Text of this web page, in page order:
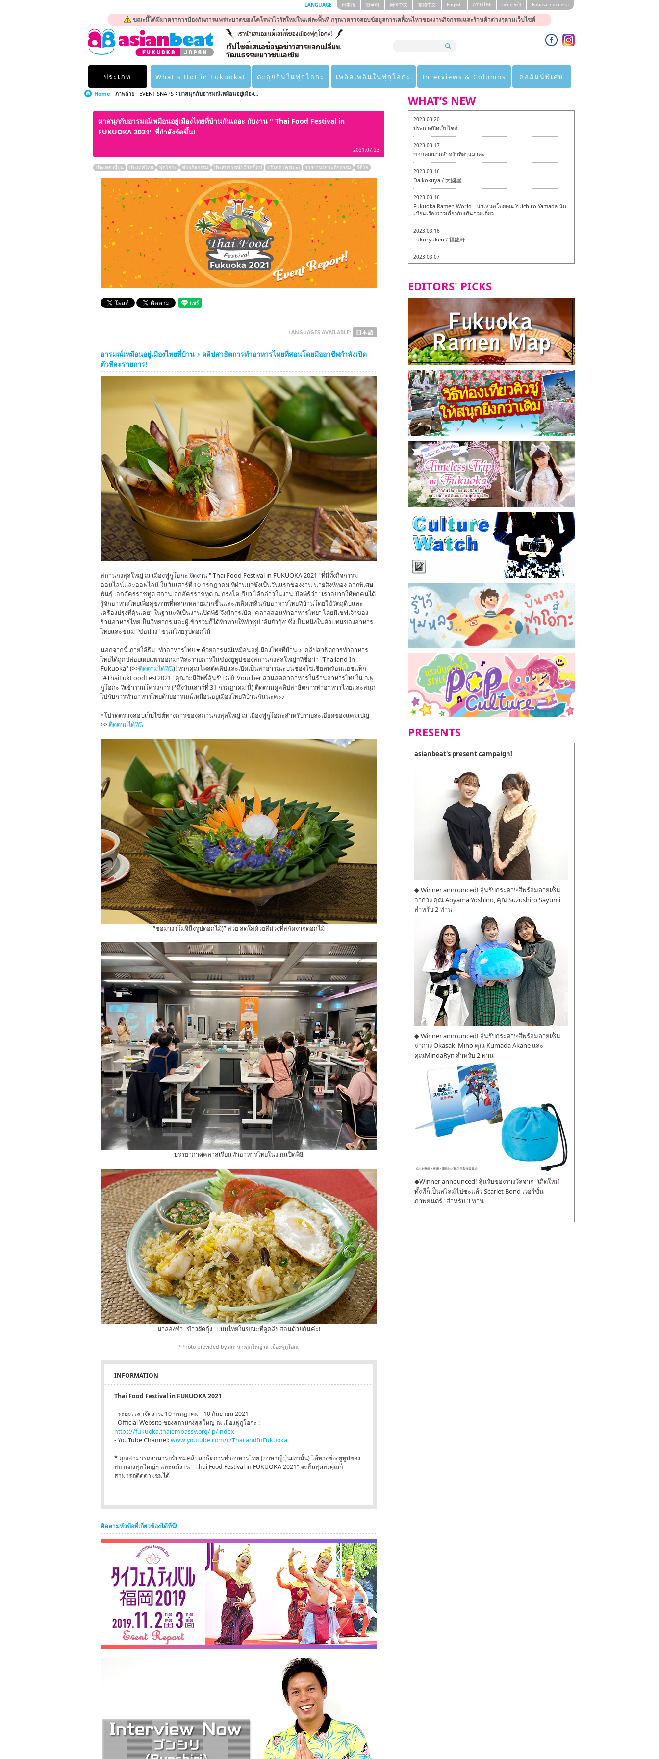
ขณะนี้ได้มีมาตราการป้องกันการแพร่ระบาดของโคโรน่าไวรัสใหม่ในแต่ละพื้นที่ กรุณาตรวจสอบข้อมูลการเคลื่อนไหวของงานกิจกรรมและร้านค้าต่างๆตามเว็บไซต์
LANGUAGE 日本語 한국어 簡体中文 繁體中文 English ภาษาไทย tiéng Viêt Bahasa Indonesia
ประเภท What's Hot in Fukuoka! ตะลุยกินในฟุกุโอกะ เพลิดเพลินในฟุกุโอกะ Interviews & Columns คอลัมน์พิเศษ
Home ภาพถ่าย EVENT SNAPS มาสนุกกับอารมณ์เหมือนอยู่เมือง...
มาสนุกกับอารมณ์เหมือนอยู่เมืองไทยที่บ้านกันเถอะ กับงาน " Thai Food Festival in
FUKUOKA 2021" ที่กำลังจัดขึ้น!
2021.07.23
ประเทศ ญี่ปุ่น ประเทศไทย ฟุคุโอกะ ข่าวกิจกรรม ประสบการณ์/เวิร์คช็อป บริโภค (คุรุเมะ) รายงาน/ภาพกิจกรรม วีดีโอ
LANGUAGES AVAILABLE:
อารมณ์เหมือนอยู่เมืองไทยที่บ้าน ♪ คลิปสาธิตการทำอาหารไทยที่สอนโดยมืออาชีพกำลังเปิด
ตัวทีละรายการ!
สถานกงสุลใหญ่ ณ เมืองฟูกูโอกะ จัดงาน " Thai Food Festival in FUKUOKA 2021" ที่มีทั้งกิจกรรม
ออนไลน์และออฟไลน์ ในวันเสาร์ที่ 10 กรกฎาคม ที่ผ่านมาซึ่งเป็นวันแรกของงาน นายสิงห์ทอง ลาภพิเศษ
พันธุ์ เอกอัครราชทูต สถานเอกอัครราชทูต ณ กรุงโตเกียว ได้กล่าวในงานเปิดพิธีว่า “เราอยากให้ทุกคนได้
รู้จักอาหารไทยเพื่อสุขภาพที่หลากหลายมากขึ้นและเพลิดเพลินกับอาหารไทยที่บ้านโดยใช้วัตถุดิบและ
เครื่องปรุงที่คุ้นเคย” ในฐานะที่เป็นงานเปิดพิธี จึงมีการเปิด "คลาสสอนทำอาหารไทย" โดยมีเชฟเจ้าของ
ร้านอาหารไทยเป็นวิทยากร และผู้เข้าร่วมก็ได้ท้าทายให้ทำซุป 'ต้มยำกุ้ง' ซึ่งเป็นหนึ่งในตัวแทนของอาหาร
ไทยและขนม "ช่อม่วง" ขนมไทยรูปดอกไม้
นอกจากนี้ ภายใต้ธีม "ทำอาหารไทย ♥ ด้วยอารมณ์เหมือนอยู่เมืองไทยที่บ้าน ♪"คลิปสาธิตการทำอาหาร
ไทยได้ถูกปล่อยเผยแพร่ออกมาทีละรายการในช่องยูทูปของสถานกงสุลใหญ่ฯที่ชื่อว่า "Thailand In
Fukuoka" (>>ติดตามได้ที่นี่)! หากคุณโพสต์คลิปและเปิดเป็นสาธารณะบนช่องโซเชียลพร้อมแฮชแท็ก
"#ThaiFukFoodFest2021" คุณจะมีสิทธิ์ลุ้นรับ Gift Voucher ส่วนลดค่าอาหารในร้านอาหารไทยใน จ.ฟู
กูโอกะ ที่เข้าร่วมโครงการ (*ถึงวันเสาร์ที่ 31 กรกฎาคม นี้) ติดตามดูคลิปสาธิตการทำอาหารไทยและสนุก
ไปกับการทำอาหารไทยด้วยอารมณ์เหมือนอยู่เมืองไทยที่บ้านกันนะคะ♪
*โปรดตรวจสอบเว็บไซต์ทางการของสถานกงสุลใหญ่ ณ เมืองฟูกูโอกะสำหรับรายละเอียดของแคมเปญ
>> ติดตามได้ที่นี่
“ช่อม่วง (โมจินึ่งรูปดอกไม้)” สวย สดใสด้วยสีม่วงที่สกัดจากดอกไม้
บรรยากาศคลาสเรียนทำอาหารไทยในงานเปิดพิธี
มาลองทำ "ข้าวผัดกุ้ง" แบบไทยในขณะที่ดูคลิปสอนด้วยกันค่ะ!
*Photo provided by สถานกงสุลใหญ่ ณ เมืองฟูกูโอกะ
INFORMATION
Thai Food Festival in FUKUOKA 2021
- ระยะเวลาจัดงาน: 10 กรกฎาคม - 10 กันยายน 2021
- Official Website ของสถานกงสุลใหญ่ ณ เมืองฟูกูโอกะ :
https://fukuoka.thaiembassy.org/jp/index
- YouTube Channel:www.youtube.com/c/ThailandInFukuoka
* คุณสามารถสามารถรับชมคลิปสาธิตการทำอาหารไทย (ภาษาญี่ปุ่นเท่านั้น) ได้ทางช่องยูทูปของ
สถานกงสุลใหญ่ฯ และแม้งาน " Thai Food Festival in FUKUOKA 2021" จะสิ้นสุดลงคุณก็
สามารถติดตามชมได้
ติดตามหัวข้อที่เกี่ยวข้องได้ที่นี่!
WHAT’S NEW
2023.03.20
ประกาศปิดเว็บไซต์
2023.03.17
ขอบคุณมากสำหรับที่ผ่านมาค่ะ
2023.03.16
Daikokuya / 大國屋
2023.03.16
Fukuoka Ramen World - นำเสนอโดยคุณ Yuichiro Yamada นัก
เขียนเรื่องราวเกี่ยวกับเส้นก๋วยเตี๋ยว -
2023.03.16
Fukuryuken / 福龍軒
2023.03.07
Isogiyokarazu สาขาหลักฮากาตะ - ทัวร์ชิมเมนูวีแกนและมังสวิรัติ
2023.03.07
ทัวร์ชิมเมนูวีแกนและมังสวิรัติในเมืองฟุกุโอกะ
2023.03.02
little stand Daimyo - ทัวร์ชิมเมนูวีแกนและมังสวิรัติในเมืองฟุกุโอ
กะ -
2023.02.28
Tochikuken Orio Honsha Udon-ten / 東筑軒 折尾本社うどん店
2023.02.27
Maruyoshi Shokudo / 丸好食堂
EDITORS' PICKS
PRESENTS
asianbeat's present campaign!
◆ Winner announced! ลุ้นรับกระดาษสีพร้อมลายเซ็น
จากวง คุณ Aoyama Yoshino, คุณ Suzushiro Sayumi
สำหรับ 2 ท่าน
◆ Winner announced! ลุ้นรับกระดาษสีพร้อมลายเซ็น
จากวง Okasaki Miho คุณ Kumada Akane และ
คุณMindaRyn สำหรับ 2 ท่าน
◆Winner announced! ลุ้นรับของรางวัลจาก "เกิดใหม่
ทั้งทีก็เป็นสไลม์ไปซะแล้ว Scarlet Bond เวอร์ชั่น
ภาพยนตร์" สำหรับ 3 ท่าน